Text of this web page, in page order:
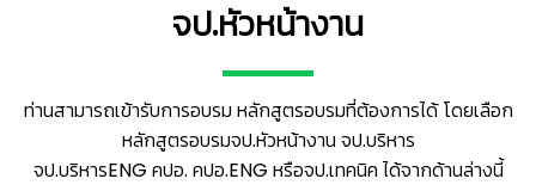
จป.หัวหน้างาน
ท่านสามารถเข้ารับการอบรม หลักสูตรอบรมที่ต้องการได้ โดยเลือก
หลักสูตรอบรมจป.หัวหน้างาน จป.บริหาร
จป.บริหารENG คปอ. คปอ.ENG หรือจป.เทคนิค ได้จากด้านล่างนี้